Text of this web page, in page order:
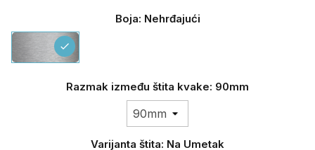
Boja: Nehrđajući
Nehrđajući
check
Razmak između štita kvake: 90mm
Varijanta štita: Na Umetak